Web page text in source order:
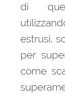
di
estrusi,
per
come